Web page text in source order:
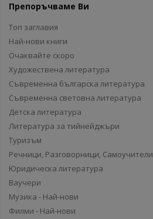
Препоръчваме Ви
Топ заглавия
Най-нови книги
Очаквайте скоро
Художествена литература
Съвременна българска литература
Съвременна световна литература
Детска литература
Литература за тийнейджъри
Туризъм
Речници, Разговорници, Самоучители
Юридическа литература
Ваучери
Музика - Най-нови
Филми - Най-нови